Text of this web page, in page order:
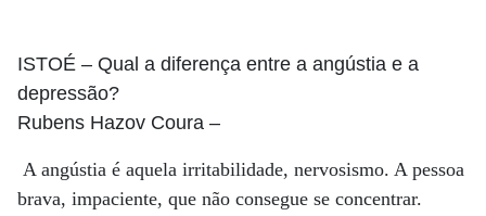
ISTOÉ – Qual a diferença entre a angústia e a
depressão?
Rubens Hazov Coura –
A angústia é aquela irritabilidade, nervosismo. A pessoa
brava, impaciente, que não consegue se concentrar.